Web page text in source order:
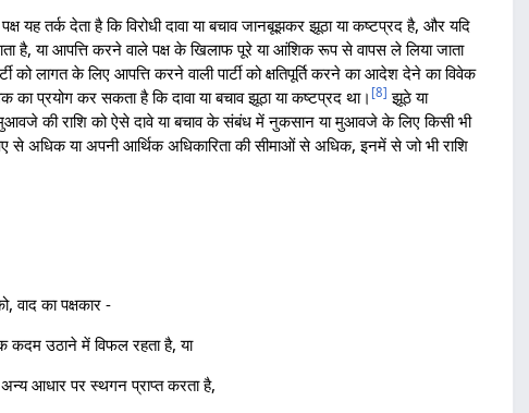
यह तर्क देता है कि विरोधी दावा या बचाव जानबूझकर झूठा या कष्टप्रद है, और यदि
है, या आपत्ति करने वाले पक्ष के खिलाफ पूरे या आंशिक रूप से वापस ले लिया जाता
को लागत के लिए आपत्ति करने वाली पार्टी को क्षतिपूर्ति करने का आदेश देने का विवेक
प्रयोग कर सकता है कि दावा या बचाव झूठा या कष्टप्रद था। [8] झूठे या
की राशि को ऐसे दावे या बचाव के संबंध में नुकसान या मुआवजे के लिए किसी भी
से अधिक या अपनी आर्थिक अधिकारिता की सीमाओं से अधिक, इनमें से जो भी राशि
वाद का पक्षकार -
कदम उठाने में विफल रहता है, या
आधार पर स्थगन प्राप्त करता है,